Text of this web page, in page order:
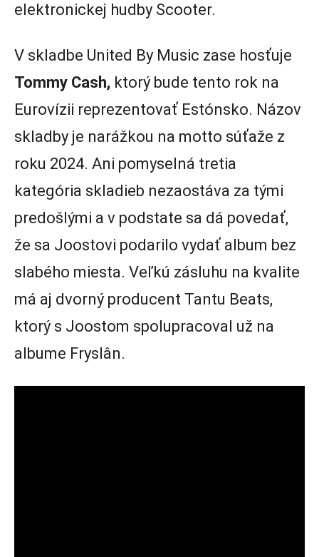
elektronickej hudby Scooter.
V skladbe United By Music zase hosťuje
Tommy Cash, ktorý bude tento rok na
Eurovízii reprezentovať Estónsko. Názov
skladby je narážkou na motto súťaže z
roku 2024. Ani pomyselná tretia
kategória skladieb nezaostáva za tými
predošlými a v podstate sa dá povedať,
že sa Joostovi podarilo vydať album bez
slabého miesta. Veľkú zásluhu na kvalite
má aj dvorný producent Tantu Beats,
ktorý s Joostom spolupracoval už na
albume Fryslân.